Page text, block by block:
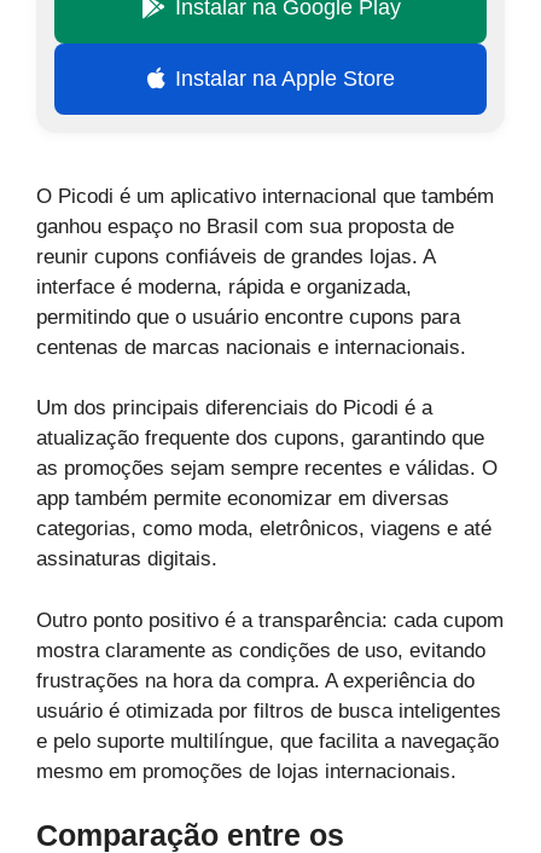
Instalar na Google Play
Instalar na Apple Store
O Picodi é um aplicativo internacional que também
ganhou espaço no Brasil com sua proposta de
reunir cupons confiáveis de grandes lojas. A
interface é moderna, rápida e organizada,
permitindo que o usuário encontre cupons para
centenas de marcas nacionais e internacionais.
Um dos principais diferenciais do Picodi é a
atualização frequente dos cupons, garantindo que
as promoções sejam sempre recentes e válidas. O
app também permite economizar em diversas
categorias, como moda, eletrônicos, viagens e até
assinaturas digitais.
Outro ponto positivo é a transparência: cada cupom
mostra claramente as condições de uso, evitando
frustrações na hora da compra. A experiência do
usuário é otimizada por filtros de busca inteligentes
e pelo suporte multilíngue, que facilita a navegação
mesmo em promoções de lojas internacionais.
Comparação entre os